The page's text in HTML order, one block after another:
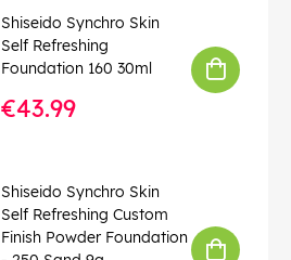
Shiseido Synchro Skin
Self Refreshing
Foundation 160 30ml
€43.99
Shiseido Synchro Skin
Self Refreshing Custom
Finish Powder Foundation